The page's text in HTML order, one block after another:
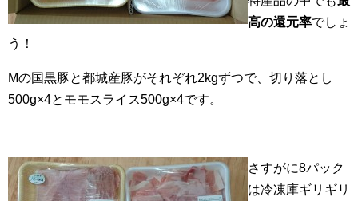
高の還元率でしょ
う！
Mの国黒豚と都城産豚がそれぞれ2kgずつで、切り落とし
500g×4とモモスライス500g×4です。
さすがに8パック
は冷凍庫ギリギリ